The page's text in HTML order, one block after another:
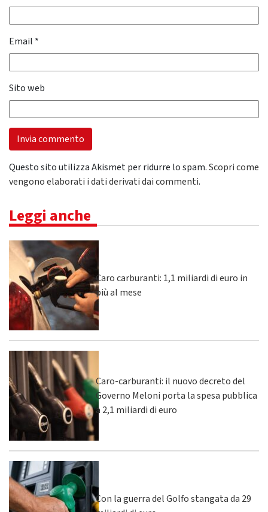
Email *
Sito web
Questo sito utilizza Akismet per ridurre lo spam.Scopri come
vengono elaborati i dati derivati dai commenti.
Leggi anche
Caro carburanti: 1,1 miliardi di euro in
più al mese
Caro-carburanti: il nuovo decreto del
Governo Meloni porta la spesa pubblica
a 2,1 miliardi di euro
Con la guerra del Golfo stangata da 29